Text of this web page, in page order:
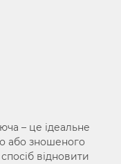
– це ідеальне
або зношеного
відновити